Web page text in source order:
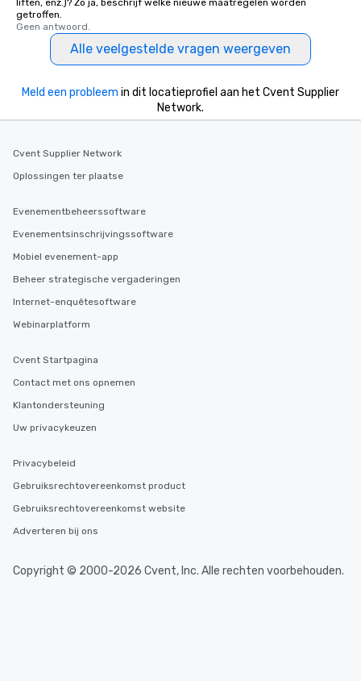
liften, enz.)? Zo ja, beschrijf welke nieuwe maatregelen worden
getroffen.
Geen antwoord.
Alle veelgestelde vragen weergeven
Meld een probleem in dit locatieprofiel aan het Cvent Supplier
Network.
Cvent Supplier Network
Oplossingen ter plaatse
Evenementbeheerssoftware
Evenementsinschrijvingssoftware
Mobiel evenement-app
Beheer strategische vergaderingen
Internet-enquêtesoftware
Webinarplatform
Cvent Startpagina
Contact met ons opnemen
Klantondersteuning
Uw privacykeuzen
Privacybeleid
Gebruiksrechtovereenkomst product
Gebruiksrechtovereenkomst website
Adverteren bij ons
Copyright © 2000-2026 Cvent, Inc. Alle rechten voorbehouden.